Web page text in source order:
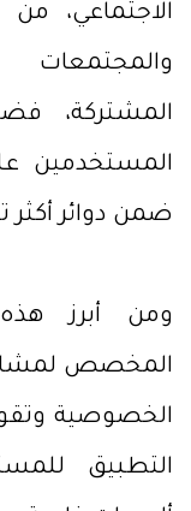
الاجتماعي،
والمجتمعات
المشتركة،
المستخدمين
ضمن دوائر أكثر
ومن أبرز هذه
المخصص
الخصوصية
التطبيق